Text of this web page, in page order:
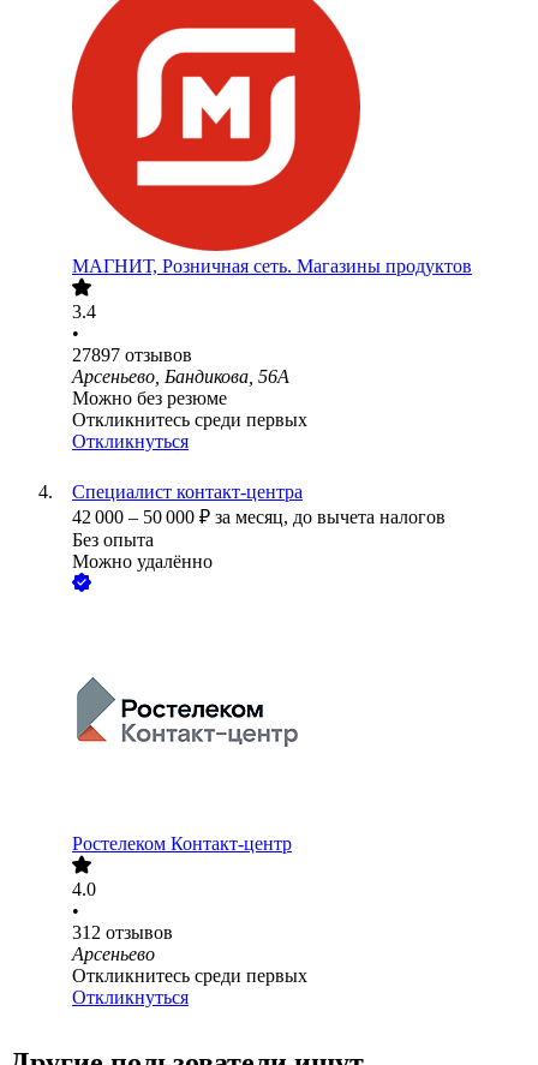
МАГНИТ, Розничная сеть. Магазины продуктов
3.4
•
27897 отзывов
Арсеньево, Бандикова, 56А
Можно без резюме
Откликнитесь среди первых
Откликнуться
Специалист контакт-центра
42 000 – 50 000 ₽ за месяц, до вычета налогов
Без опыта
Можно удалённо
Ростелеком Контакт-центр
4.0
•
312 отзывов
Арсеньево
Откликнитесь среди первых
Откликнуться